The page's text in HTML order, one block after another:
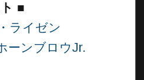
■
ライゼン
ーンブロウJr.